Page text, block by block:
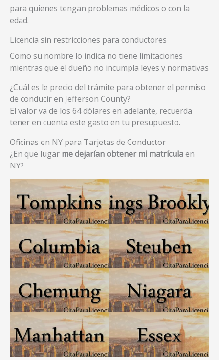
para quienes tengan problemas médicos o con la
edad.
Licencia sin restricciones para conductores
Como su nombre lo indica no tiene limitaciones
mientras que el dueño no incumpla leyes y normativas
¿Cuál es le precio del trámite para obtener el permiso
de conducir en Jefferson County?
El valor va de los 64 dólares en adelante, recuerda
tener en cuenta este gasto en tu presupuesto.
Oficinas en NY para Tarjetas de Conductor
¿En que lugar me dejarían obtener mi matrículaen
NY?